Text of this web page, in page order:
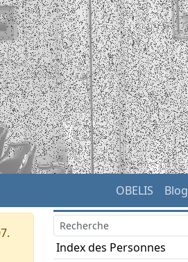
OBELIS Blog
Index des Personnes